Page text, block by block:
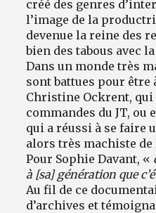
créé des genres
l’image de la
devenue la reine des
bien des tabous avec
Dans un monde très
sont battues pour être
Christine Ockrent, qui
commandes du JT, ou
qui a réussi à se faire
alors très machiste
Pour Sophie Davant, «
à [sa] génération que
Au fil de ce
d’archives et